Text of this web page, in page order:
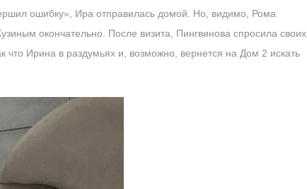
ошибку», Ира отправилась домой. Но, видимо, Рома
окончательно. После визита, Пингвинова спросила своих
что Ирина в раздумьях и, возможно, вернется на Дом 2 искать